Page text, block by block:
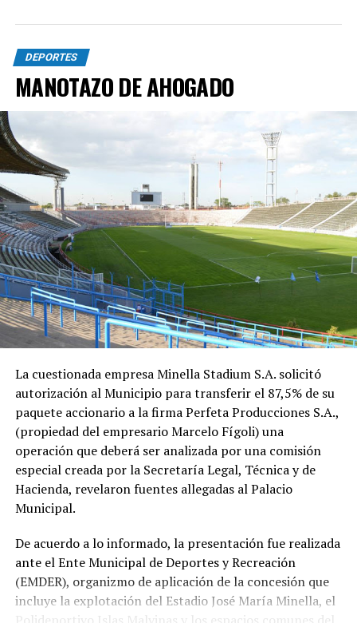
DEPORTES
MANOTAZO DE AHOGADO
La cuestionada empresa Minella Stadium S.A. solicitó
autorización al Municipio para transferir el 87,5% de su
paquete accionario a la firma Perfeta Producciones S.A.,
(propiedad del empresario Marcelo Fígoli) una
operación que deberá ser analizada por una comisión
especial creada por la Secretaría Legal, Técnica y de
Hacienda, revelaron fuentes allegadas al Palacio
Municipal.
De acuerdo a lo informado, la presentación fue realizada
ante el Ente Municipal de Deportes y Recreación
(EMDER), organizmo de aplicación de la concesión que
incluye la explotación del Estadio José María Minella, el